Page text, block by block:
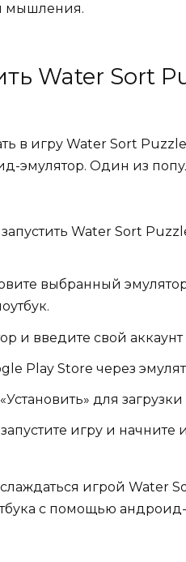
мышления.
Water Sort
в игру Water Sort
эмулятор. Один из
Water Sort
выбранный
и введите свой
Play Store через
для
игру и начните
игрой Water
с помощью андроид-